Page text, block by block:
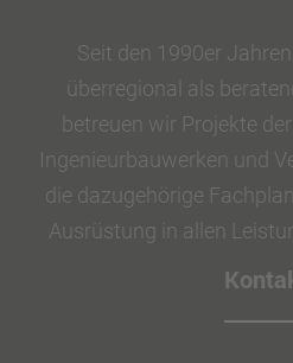
Seit den 1990er
überregional als
betreuen wir Projekte
Ingenieurbauwerken und
die dazugehörige
Ausrüstung in allen